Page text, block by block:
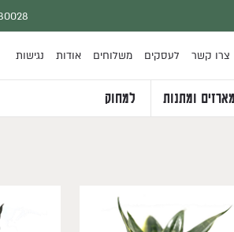
צרו קשר לעסקים משלוחים אודות נגישות
מארזים ומתנות למחוק